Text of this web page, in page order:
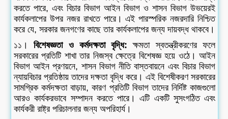
করতে পারে, এবং বিচার বিভাগ আইন বিভাগ ও শাসন বিভাগ উভয়েরই
কার্যকলাপের উপর নজর রাখতে পারে। এই পারস্পরিক নজরদারি নিশ্চিত
করে যে, সরকার জনগণের কাছে তার কার্যকলাপের জন্য দায়বদ্ধ থাকবে।
১১।বিশেষজ্ঞতা ও কর্মদক্ষতা বৃদ্ধি: ক্ষমতা স্বতন্ত্রীকরণের ফলে
সরকারের প্রতিটি শাখা তার নিজস্ব ক্ষেত্রে বিশেষজ্ঞ হয়ে ওঠে। আইন
বিভাগ আইন প্রণয়নে, শাসন বিভাগ নীতি বাস্তবায়নে এবং বিচার বিভাগ
ন্যায়বিচার প্রতিষ্ঠায় তাদের দক্ষতা বৃদ্ধি করে। এই বিশেষীকরণ সরকারের
সামগ্রিক কর্মদক্ষতা বাড়ায়, কারণ প্রতিটি বিভাগ তাদের নির্দিষ্ট কাজগুলো
আরও কার্যকরভাবে সম্পাদন করতে পারে। এটি একটি সুসংগঠিত এবং
কার্যকরী রাষ্ট্র পরিচালনার জন্য অপরিহার্য।